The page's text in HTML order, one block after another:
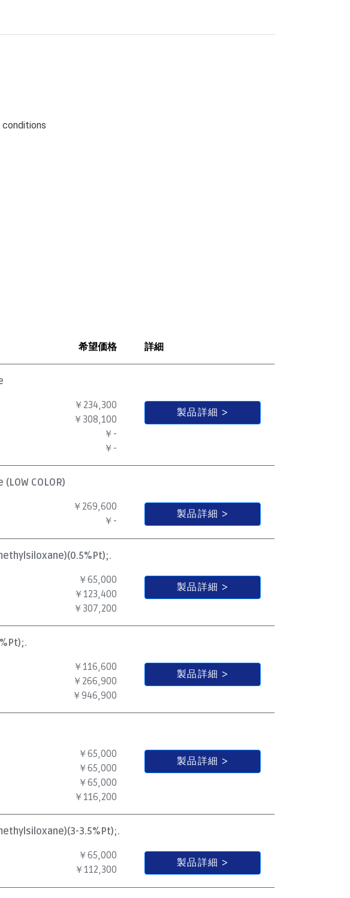
conditions
希望価格 詳細
￥234,300
￥308,100
￥-
￥-
製品詳細
(LOW COLOR)
￥269,600
￥-
製品詳細
￥65,000
￥123,400
￥307,200
製品詳細
￥116,600
￥266,900
￥946,900
製品詳細
￥65,000
￥65,000
￥65,000
￥116,200
製品詳細
3.5%Pt);.
￥65,000
￥112,300
製品詳細